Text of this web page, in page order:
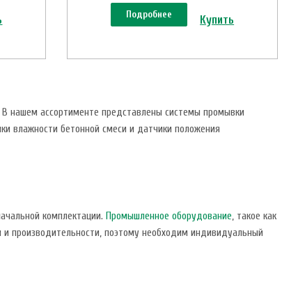
Подробнее Купить
нашем ассортименте представлены системы промывки
влажности бетонной смеси и датчики положения
комплектации. Промышленное оборудование, такое как
и производительности, поэтому необходим индивидуальный